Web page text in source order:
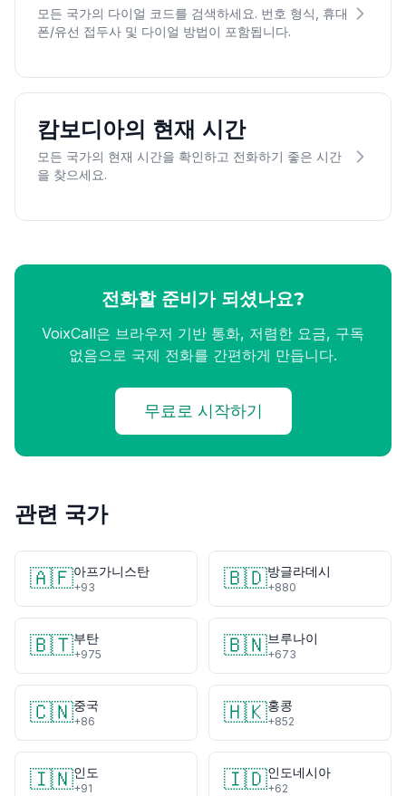
모든 국가의 다이얼 코드를 검색하세요. 번호 형식, 휴대
폰/유선 접두사 및 다이얼 방법이 포함됩니다.
캄보디아의 현재 시간
모든 국가의 현재 시간을 확인하고 전화하기 좋은 시간
을 찾으세요.
전화할 준비가 되셨나요?
VoixCall은 브라우저 기반 통화, 저렴한 요금, 구독
없음으로 국제 전화를 간편하게 만듭니다.
무료로 시작하기
관련 국가
🇦🇫아프가니스탄
+93 🇧🇩방글라데시
+880
🇧🇹부탄
+975 🇧🇳브루나이
+673
🇨🇳중국
+86 🇭🇰홍콩
+852
🇮🇳인도
+91 🇮🇩인도네시아
+62